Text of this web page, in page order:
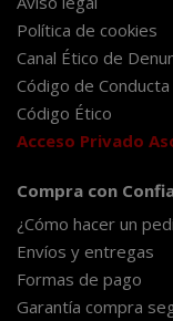
Política de cookies
Canal Ético de
Código de Conducta
Código Ético
Acceso Privado
Compra con
¿Cómo hacer un
Envíos y entregas
Formas de pago
Garantía compra